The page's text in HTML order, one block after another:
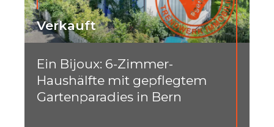
Verkauft
Ein Bijoux: 6-Zimmer-
Haushälfte mit gepflegtem
Gartenparadies in Bern